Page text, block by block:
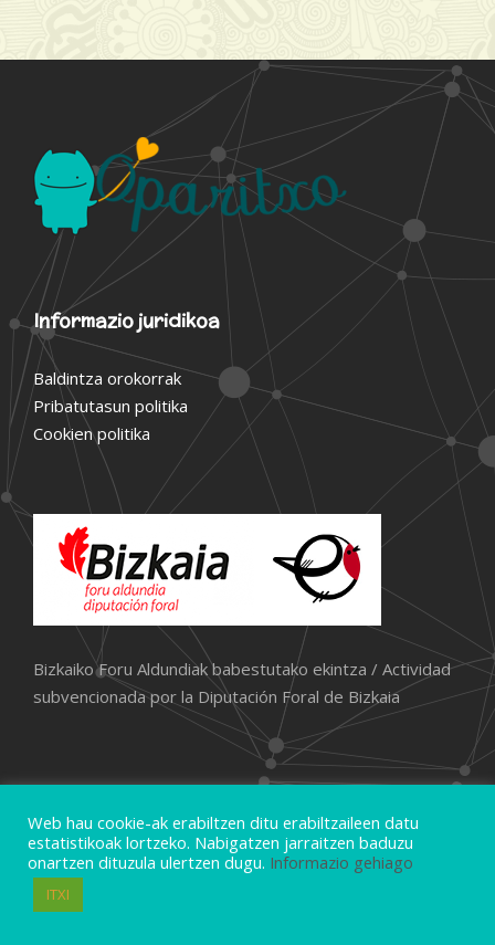
Informazio juridikoa
Baldintza orokorrak
Pribatutasun politika
Cookien politika
Bizkaiko Foru Aldundiak babestutako ekintza / Actividad
subvencionada por la Diputación Foral de Bizkaia
Copyright Oparitxo.eus, Eskubide guztiak
Web hau cookie-ak erabiltzen ditu erabiltzaileen datu
estatistikoak lortzeko. Nabigatzen jarraitzen baduzu
onartzen dituzula ulertzen dugu. Informazio gehiago
ITXI